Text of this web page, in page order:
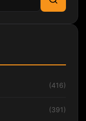
Cerca
(416)
(391)